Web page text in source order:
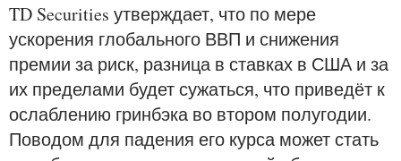
TD Securities утверждает, что по мере
ускорения глобального ВВП и снижения
премии за риск, разница в ставках в США и за
их пределами будет сужаться, что приведёт к
ослаблению гринбэка во втором полугодии.
Поводом для падения его курса может стать